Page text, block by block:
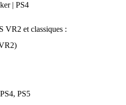
| PS4
VR2 et classiques :
PS5